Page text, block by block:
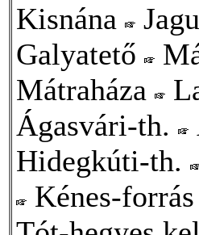
Kisnána
Galyatető
Mátraháza
Ágasvári-th.
Hidegkúti-th.
Kénes-forrás